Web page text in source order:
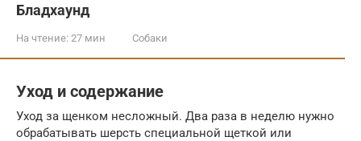
Бладхаунд
На чтение: 27 мин Собаки
Уход и содержание
Уход за щенком несложный. Два раза в неделю нужно
обрабатывать шерсть специальной щеткой или